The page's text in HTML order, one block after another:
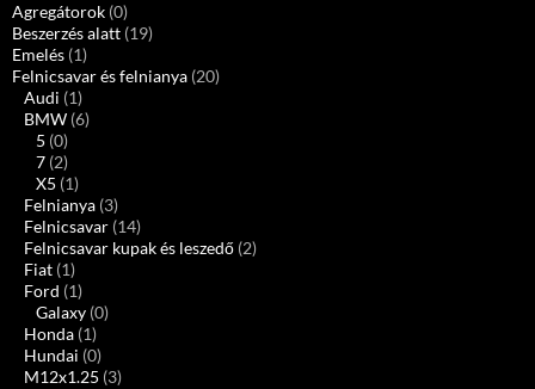
Agregátorok (0)
Beszerzés alatt (19)
Emelés (1)
Felnicsavar és felnianya (20)
Audi (1)
BMW (6)
5 (0)
7 (2)
X5 (1)
Felnianya (3)
Felnicsavar (14)
Felnicsavar kupak és leszedő (2)
Fiat (1)
Ford (1)
Galaxy (0)
Honda (1)
Hundai (0)
M12x1.25 (3)